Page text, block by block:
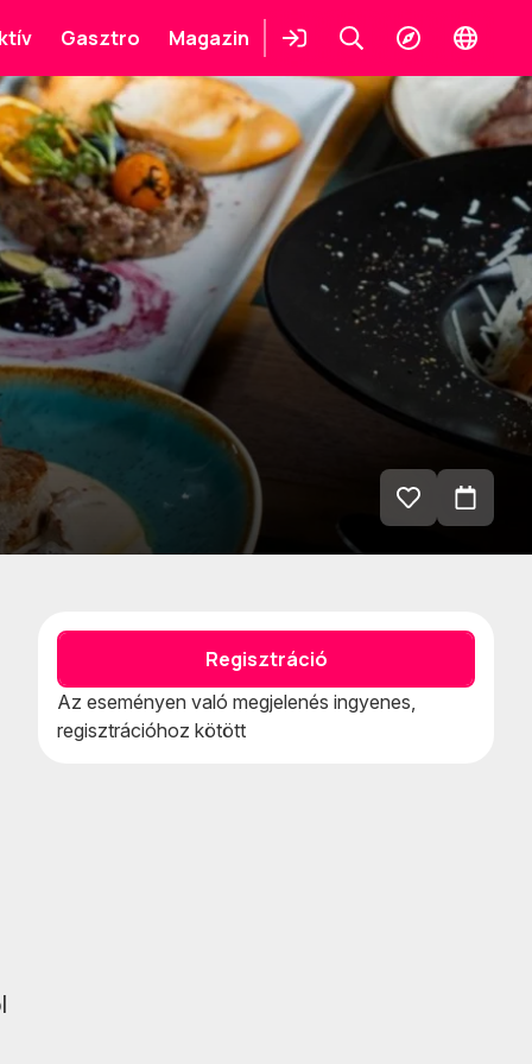
Gasztro Magazin
BelépésKeresésFelfedezés
Change
adom
Regisztráció
Az eseményen való megjelenés ingyenes,
regisztrációhoz kötött